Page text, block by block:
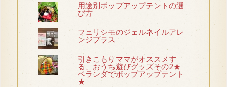
用途別ポップアップテントの選
び方
フェリシモのジェルネイルアレ
ンジプラス
引きこもりママがオススメす
る、おうち遊びグッズその2★
ベランダでポップアップテント
★